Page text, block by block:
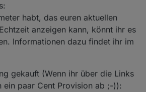
habt, das euren aktuellen
anzeigen kann, könnt ihr es
Informationen dazu findet ihr im
gekauft (Wenn ihr über die Links
ein paar Cent Provision ab ;-)):